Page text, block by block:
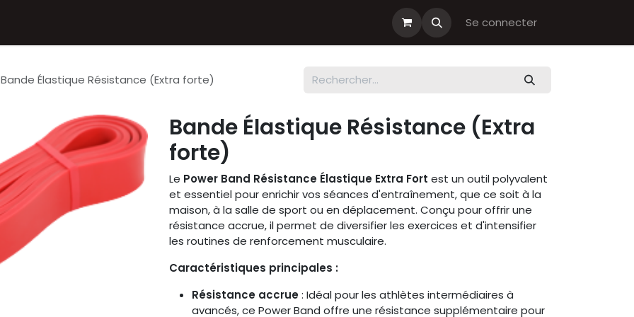
Boutiques Club Se connecter
Bande Élastique Résistance (Extra forte)
Bande Élastique Résistance (Extra
forte)
Le Power Band Résistance Élastique Extra Fort est un outil polyvalent
et essentiel pour enrichir vos séances d'entraînement, que ce soit à la
maison, à la salle de sport ou en déplacement. Conçu pour offrir une
résistance accrue, il permet de diversifier les exercices et d'intensifier
les routines de renforcement musculaire.​
Caractéristiques principales :
Résistance accrue: Idéal pour les athlètes intermédiaires à
avancés, ce Power Band offre une résistance supplémentaire pour